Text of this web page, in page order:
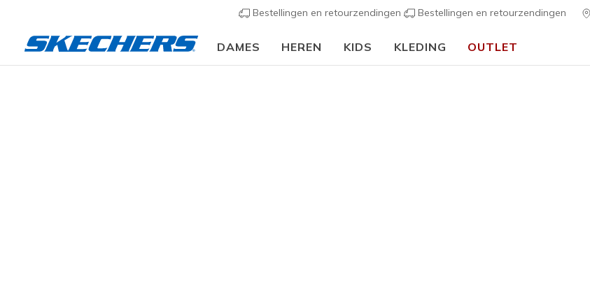
Bestellingen en retourzendingen Bestellingen en retourzendingen
DAMES HEREN KIDS KLEDING OUTLET